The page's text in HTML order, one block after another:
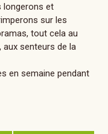
longerons et
sur les
tout cela au
aux senteurs de la
en semaine pendant